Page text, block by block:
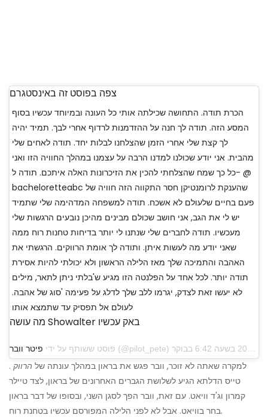
צפה בפוסט זה באינסטגרם
הכרת תודה. התחושה שכילתה אותי כל העונה ובמיוחד עכשיו בסוף
המסע הזה. תודה לך חנה על ההזדמנות לרדוף אחרי לבך. תמיד יהיה
לך קצת שלי אחרי הזמן שהצלחנו לבלות יחד. תודה לאחים שלי
מהבית. אני יודע שכולנו למדנו הרבה על עצמנו במהלך החוויה הזו ואני
כל כך שמח שהצלחתי להכין את הזיכרונות האלה איתכם. תודה ל- @
bacheloretteabc שהענקת לרומנטיקן חסר התקווה הזה חוויה של
פעם בחיים שלעולם לא אשכח. תודה למשפחה המדהימה שלי שתמיד
יש לי את הגב, אני חושב שכולם מבינים מהיכן נובעים הרגשות שלי
מעכשיו. תודה לחברים שלי שנתנו לי יותר בדיחות טחנות רוח ממה
שאני יודע מה לעשות איתן. ותודה לך אומת הרווקים. הרגשתי את
האהבה והתמיכה שלך מאז הלילה הראשון ולא יכולתי להיות אסירת
תודה יותר. לכל אחד על הפלנטה הזו מגיע ש'בלתי ניתן לתאר, מילים
לא יעשו זאת לצדק, יגרמו ללב שלך לדלג על פעימה 'סוג של אהבה.
לעולם אל תפסיק עד שתמצא אותו
מה עושה Showalter באק עכשיו
פוסט ששותף על ידי פיטר וובר
למקרה שאתה לא זוכר, וובר פגש את בראון במהלך עונתה של הרווק .
טייס הדלתא הגיע לשלושת הגברים האחרונים של בראון, לצד טיילר
קמרון וג'ד וויאט. עם זאת, וובר הפך לסגן השני, ובסופו של דבר בראון
בחר בוויאט. אבל לא לפני הלילה המפורסם עכשיו בטחנת רוח.